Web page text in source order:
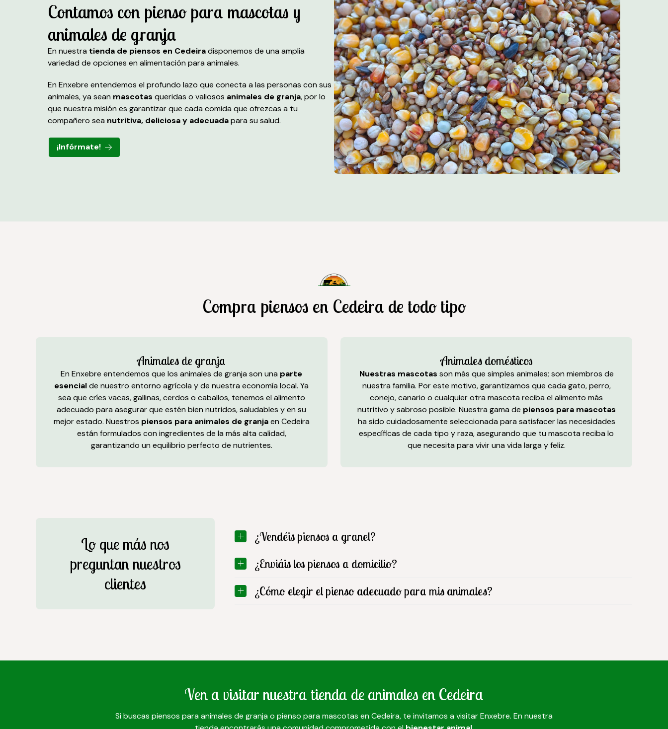
Contamos con pienso para mascotas y
animales de granja
En nuestra tienda de piensos en Cedeiradisponemos de una amplia
variedad de opciones en alimentación para animales.
En Enxebre entendemos el profundo lazo que conecta a las personas con sus
animales, ya sean mascotas queridas o valiosos animales de granja, por lo
que nuestra misión es garantizar que cada comida que ofrezcas a tu
compañero sea nutritiva, deliciosa y adecuadapara su salud.
¡Infórmate!
Compra piensos en Cedeira de todo tipo
Animales de granja
En Enxebre entendemos que los animales de granja son una parte
esencialde nuestro entorno agrícola y de nuestra economía local. Ya
sea que críes vacas, gallinas, cerdos o caballos, tenemos el alimento
adecuado para asegurar que estén bien nutridos, saludables y en su
mejor estado. Nuestros piensos para animales de granjaen Cedeira
están formulados con ingredientes de la más alta calidad,
garantizando un equilibrio perfecto de nutrientes.
Animales domésticos
Nuestras mascotas son más que simples animales; son miembros de
nuestra familia. Por este motivo, garantizamos que cada gato, perro,
conejo, canario o cualquier otra mascota reciba el alimento más
nutritivo y sabroso posible. Nuestra gama de piensos para mascotas
ha sido cuidadosamente seleccionada para satisfacer las necesidades
específicas de cada tipo y raza, asegurando que tu mascota reciba lo
que necesita para vivir una vida larga y feliz.
Lo que más nos
preguntan nuestros
clientes
¿Vendéis piensos a granel?
¿Enviáis los piensos a domicilio?
¿Cómo elegir el pienso adecuado para mis animales?
Ven a visitar nuestra tienda de animales en Cedeira
Si buscas piensos para animales de granja o pienso para mascotas en Cedeira, te invitamos a visitar Enxebre. En nuestra